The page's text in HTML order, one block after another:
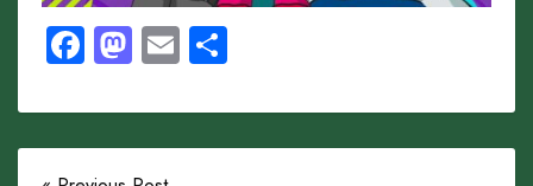
Facebook
Mastodon
Email